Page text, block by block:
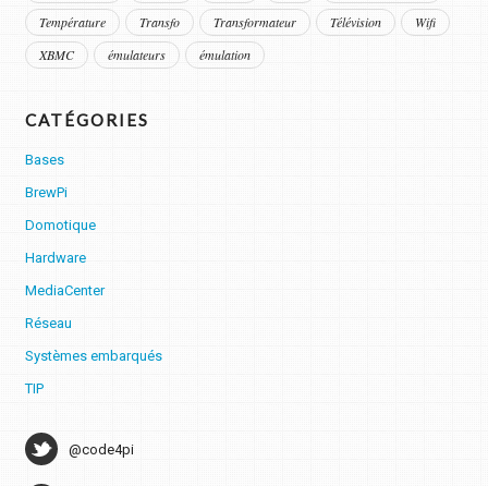
Température
Transfo Transformateur Télévision
Wifi
XBMC
émulateurs émulation
CATÉGORIES
Bases
BrewPi
Domotique
Hardware
MediaCenter
Réseau
Systèmes embarqués
TIP
@code4pi